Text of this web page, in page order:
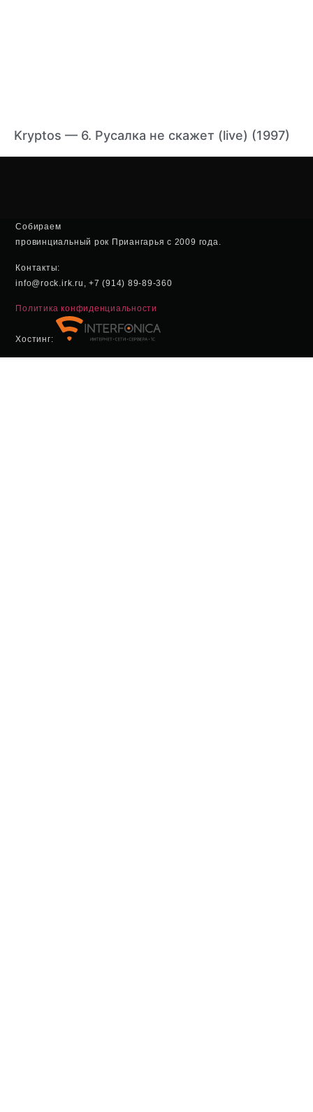
Kryptos — 6. Русалка не скажет (live) (1997)
Собираем
провинциальный рок Приангарья с 2009 года.
Контакты:
info@rock.irk.ru, +7 (914) 89-89-360
Политика конфиденциальности
Хостинг: